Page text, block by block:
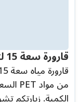
قارورة سعة 15 لتر